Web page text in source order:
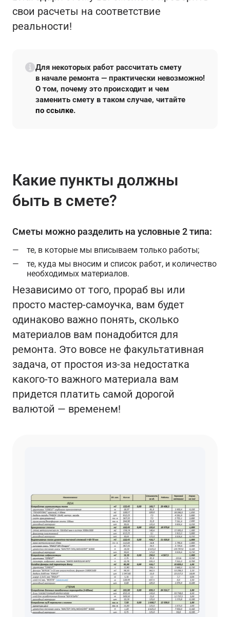
свои расчеты на соответствие
реальности!
Для некоторых работ рассчитать смету
в начале ремонта — практически невозможно!
О том, почему это происходит и чем
заменить смету в таком случае, читайте
по ссылке.
Какие пункты должны
быть в смете?
Сметы можно разделить на условные 2 типа:
те, в которые мы вписываем только работы;
те, куда мы вносим и список работ, и количество
необходимых материалов.
Независимо от того, прораб вы или
просто мастер-самоучка, вам будет
одинаково важно понять, сколько
материалов вам понадобится для
ремонта. Это вовсе не факультативная
задача, от простоя из-за недостатка
какого-то важного материала вам
придется платить самой дорогой
валютой — временем!